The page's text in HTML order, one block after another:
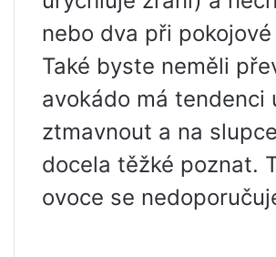
nebo dva při
Také byste neměli
avokádo má tendenci
ztmavnout a na
docela těžké poznat.
ovoce se